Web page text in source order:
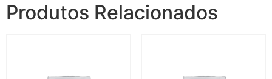
Produtos Relacionados